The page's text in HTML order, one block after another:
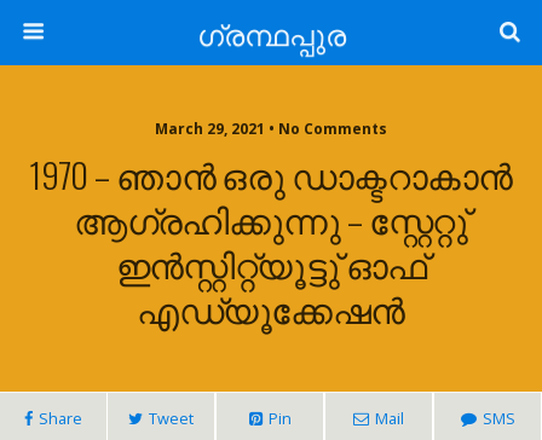
ഗ്രന്ഥപ്പുര
March 29, 2021 • No Comments
1970 – ഞാൻ ഒരു ഡാക്ടറാകാൻ
ആഗ്രഹിക്കുന്നു – സ്റ്റേറ്റു്
ഇൻസ്റ്റിറ്റ്യൂട്ടു് ഓഫ്
എഡ്യൂക്കേഷൻ
Share Tweet Pin Mail SMS